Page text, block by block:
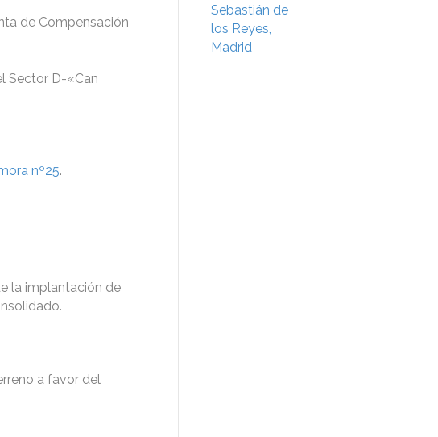
de Compensación
Sector D-«Can
nº25.
la implantación de
a favor del
Sebastián de
los Reyes,
Madrid